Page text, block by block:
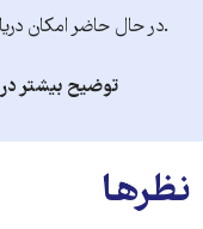
.در حال حاضر امکان
توضیح بیشتر
نظرها